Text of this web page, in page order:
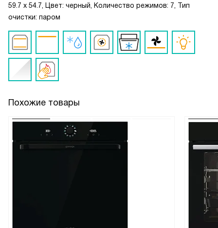
59.7 х 54.7, Цвет: черный, Количество режимов: 7, Тип
очистки: паром
Похожие товары